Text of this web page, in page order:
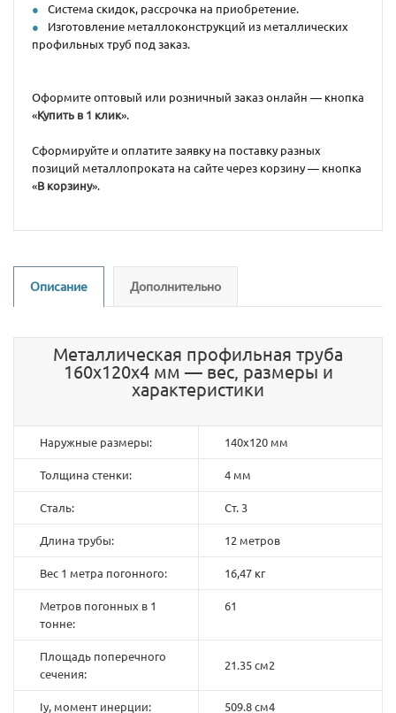
Система скидок, рассрочка на приобретение.
Изготовление металлоконструкций из металлических
профильных труб под заказ.
Оформите оптовый или розничный заказ онлайн — кнопка
«Купить в 1 клик».
Сформируйте и оплатите заявку на поставку разных
позиций металлопроката на сайте через корзину — кнопка
«В корзину».
Описание Дополнительно
Металлическая профильная труба
160х120х4 мм — вес, размеры и
характеристики
Наружные размеры: 140х120 мм
Толщина стенки: 4 мм
Сталь: Ст. 3
Длина трубы: 12 метров
Вес 1 метра погонного: 16,47 кг
Метров погонных в 1
тонне:
61
Площадь поперечного
сечения:
21.35 см2
Iy, момент инерции: 509.8 см4